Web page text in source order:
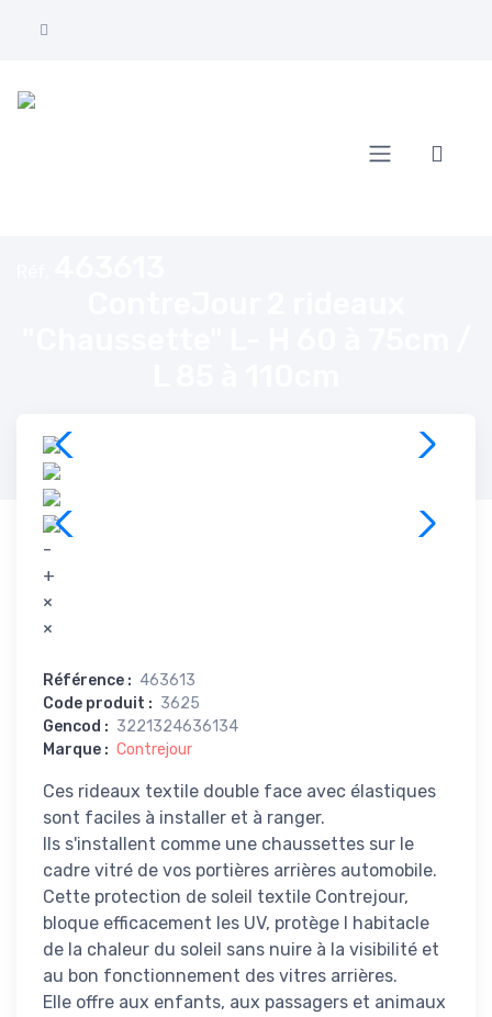
-
+
×
×
Référence : 463613
Code produit : 3625
Gencod : 3221324636134
Marque : Contrejour
Ces rideaux textile double face avec élastiques
sont faciles à installer et à ranger.
Ils s'installent comme une chaussettes sur le
cadre vitré de vos portières arrières automobile.
Cette protection de soleil textile Contrejour,
bloque efficacement les UV, protège l habitacle
de la chaleur du soleil sans nuire à la visibilité et
au bon fonctionnement des vitres arrières.
Elle offre aux enfants, aux passagers et animaux